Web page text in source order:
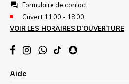
Formulaire de contact
Ouvert 11:00 - 18:00
VOIR LES HORAIRES D’OUVERTURE
Aide